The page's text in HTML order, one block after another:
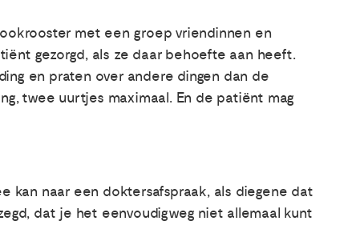
met een groep vriendinnen en
gezorgd, als ze daar behoefte aan heeft.
en praten over andere dingen dan de
twee uurtjes maximaal. En de patiënt mag
kan naar een doktersafspraak, als diegene dat
dat je het eenvoudigweg niet allemaal kunt